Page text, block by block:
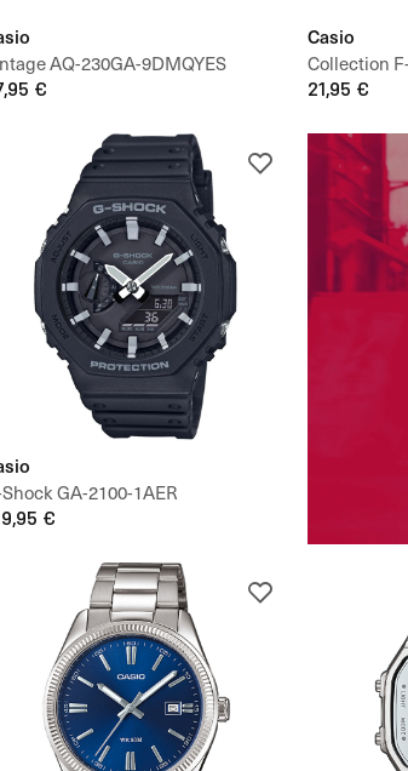
AQ-230GA-9DMQYES
€
Casio
Collection
21,95 €
GA-2100-1AER
€